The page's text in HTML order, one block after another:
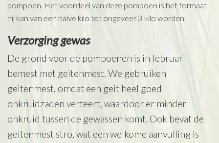
pompoen. Het voordeel van deze pompoen is het formaat
hij kan van een halve kilo tot ongeveer 3 kilo worden.
Verzorging gewas
De grond voor de pompoenen is in februari
bemest met geitenmest. We gebruiken
geitenmest, omdat een geit heel goed
onkruidzaden verteert, waardoor er minder
onkruid tussen de gewassen komt. Ook bevat de
geitenmest stro, wat een welkome aanvulling is